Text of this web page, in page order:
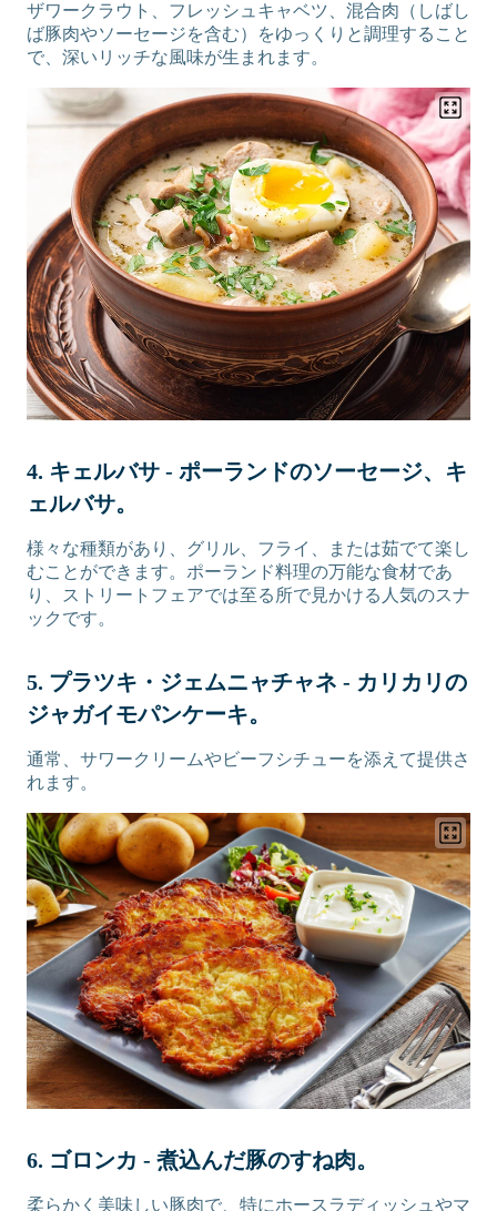
ザワークラウト、フレッシュキャベツ、混合肉（しばし
ば豚肉やソーセージを含む）をゆっくりと調理すること
で、深いリッチな風味が生まれます。
4. キェルバサ - ポーランドのソーセージ、キ
ェルバサ。
様々な種類があり、グリル、フライ、または茹でて楽し
むことができます。ポーランド料理の万能な食材であ
り、ストリートフェアでは至る所で見かける人気のスナ
ックです。
5. プラツキ・ジェムニャチャネ - カリカリの
ジャガイモパンケーキ。
通常、サワークリームやビーフシチューを添えて提供さ
れます。
6. ゴロンカ - 煮込んだ豚のすね肉。
柔らかく美味しい豚肉で、特にホースラディッシュやマ